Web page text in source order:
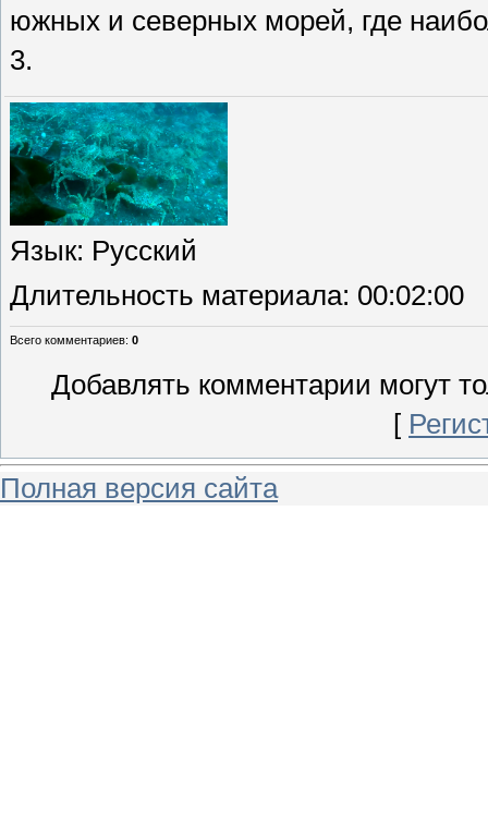
южных и северных морей, где
3.
Язык: Русский
Длительность материала: 00:02:00
Всего комментариев: 0
Добавлять комментарии могут
[
Полная версия сайта